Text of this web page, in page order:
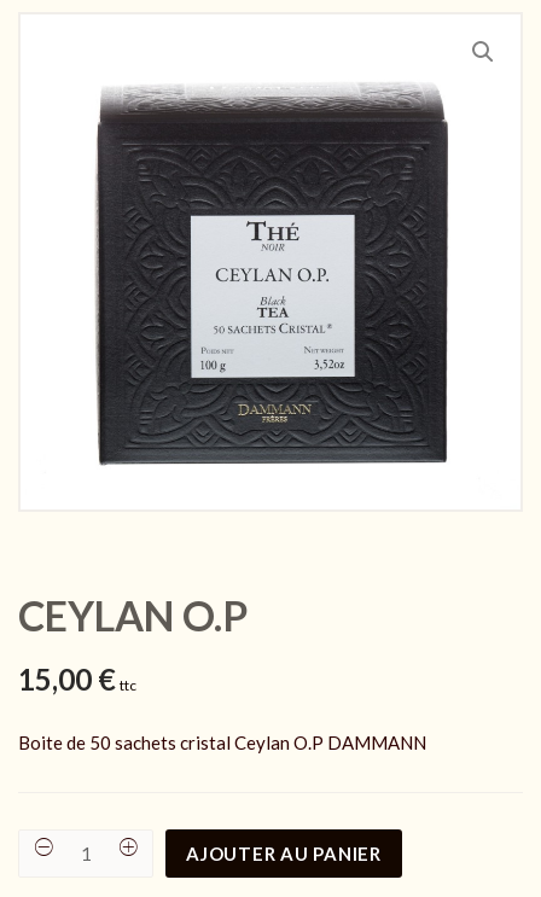
CEYLAN O.P
15,00 € ttc
Boite de 50 sachets cristal Ceylan O.P DAMMANN
CEYLAN
AJOUTER AU PANIER